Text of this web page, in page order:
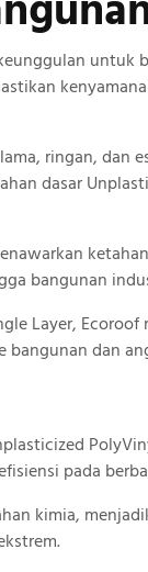
untuk
ringan, dan
dasar
bangunan
Layer,
dan
pada
kimia,